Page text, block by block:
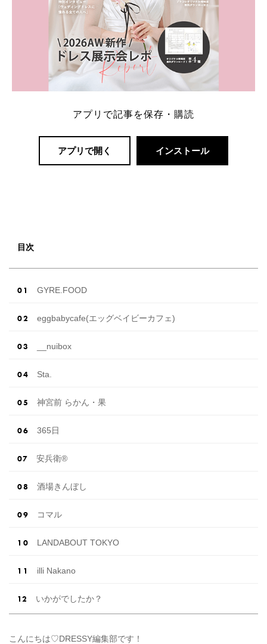
アプリで記事を保存・購読
アプリで開く インストール
目次
GYRE.FOOD
eggbabycafe(エッグベイビーカフェ)
__nuibox
Sta.
神宮前 らかん・果
365日
安兵衛®
酒場きんぼし
コマル
LANDABOUT TOKYO
illi Nakano
いかがでしたか？
こんにちは♡DRESSY編集部です！